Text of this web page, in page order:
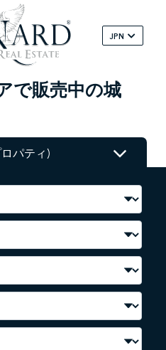
JPN
で販売中の城
パティ)